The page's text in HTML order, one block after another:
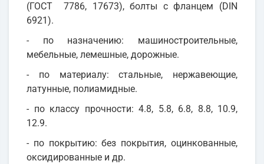
(ГОСТ 7786, 17673), болты с фланцем (DIN
6921).
- по назначению: машиностроительные,
мебельные, лемешные, дорожные.
- по материалу: стальные, нержавеющие,
латунные, полиамидные.
- по классу прочности: 4.8, 5.8, 6.8, 8.8, 10.9,
12.9.
- по покрытию: без покрытия, оцинкованные,
оксидированные и др.